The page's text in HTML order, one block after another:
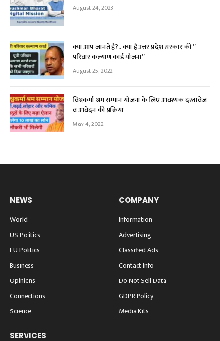
August 24, 2023
क्या आप जानते हैं?.. क्या है उत्तर प्रदेश सरकार की ”
परिवार कल्याण कार्ड योजना”
August 25, 2022
विश्वकर्मा श्रम सम्मान योजना के लिए आवश्यक दस्तावेज
व आवेदन की प्रक्रिया
May 4, 2022
NEWS
World
US Politics
EU Politics
Business
Opinions
Connections
Science
COMPANY
Information
Advertising
Classified Ads
Contact Info
Do Not Sell Data
GDPR Policy
Media Kits
SERVICES